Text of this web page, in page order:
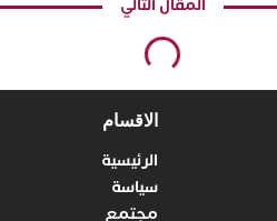
المقال التالي
الاقسام
الرئيسية
سياسة
مجتمع